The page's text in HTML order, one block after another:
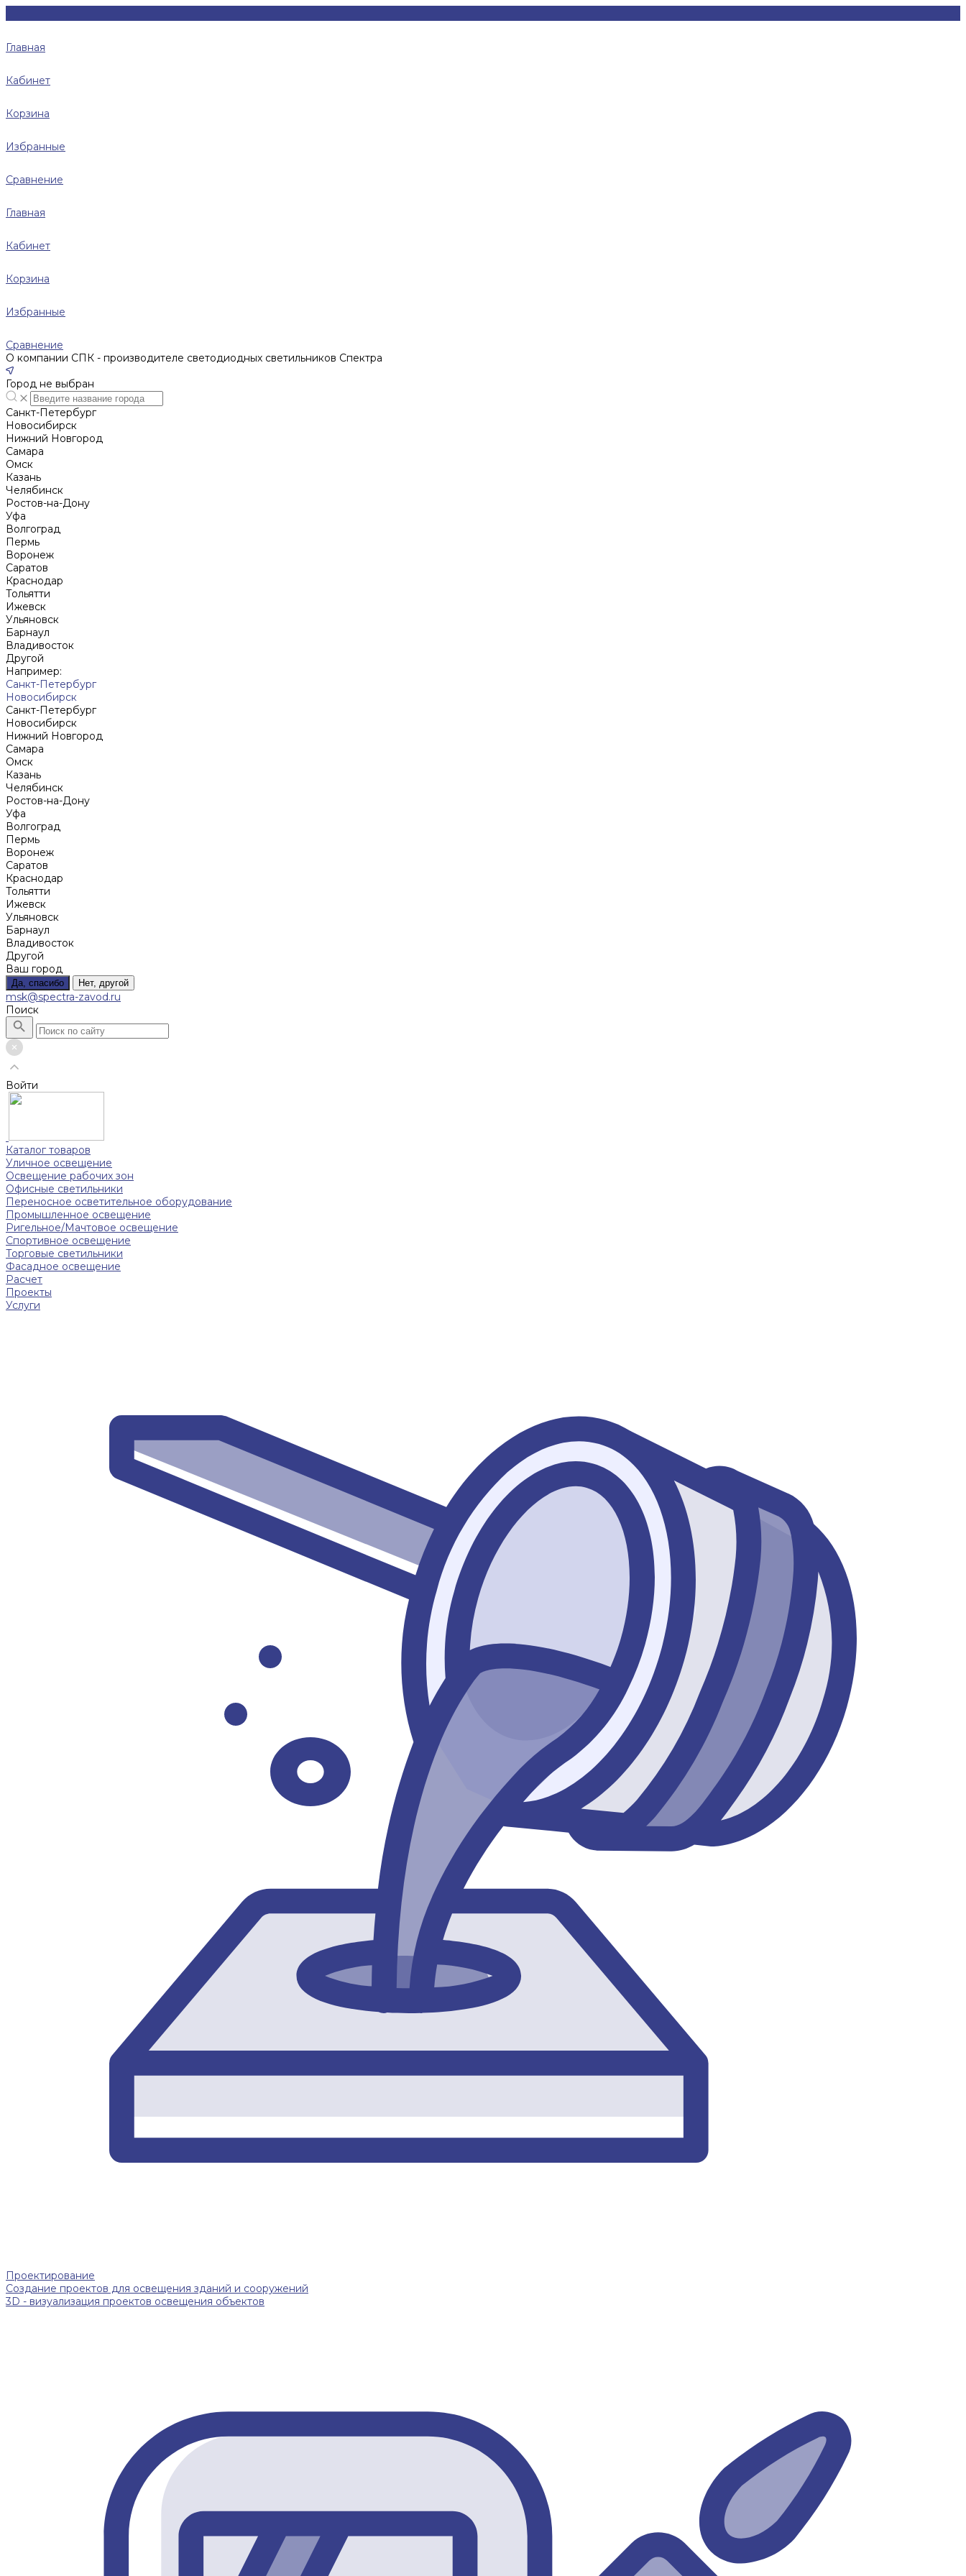
Главная
Кабинет
Корзина
Избранные
Сравнение
Главная
Кабинет
Корзина
Избранные
Сравнение
О компании СПК - производителе светодиодных светильников Спектра
Город не выбран
Санкт-Петербург
Новосибирск
Нижний Новгород
Cамара
Омск
Казань
Челябинск
Ростов-на-Дону
Уфа
Волгоград
Пермь
Воронеж
Саратов
Краснодар
Тольятти
Ижевск
Ульяновск
Барнаул
Владивосток
Другой
Например:
Санкт-Петербург
Новосибирск
Санкт-Петербург
Новосибирск
Нижний Новгород
Cамара
Омск
Казань
Челябинск
Ростов-на-Дону
Уфа
Волгоград
Пермь
Воронеж
Саратов
Краснодар
Тольятти
Ижевск
Ульяновск
Барнаул
Владивосток
Другой
Ваш город
Да, спасибо Нет, другой
msk@spectra-zavod.ru
Поиск
Войти
Каталог товаров
Уличное освещение
Освещение рабочих зон
Офисные светильники
Переносное осветительное оборудование
Промышленное освещение
Ригельное/Мачтовое освещение
Спортивное освещение
Торговые светильники
Фасадное освещение
Расчет
Проекты
Услуги
Проектирование
Создание проектов для освещения зданий и сооружений
3D - визуализация проектов освещения объектов